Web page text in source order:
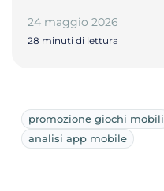
24 maggio 2026
28 minuti di lettura
promozione giochi mobili
analisi app mobile